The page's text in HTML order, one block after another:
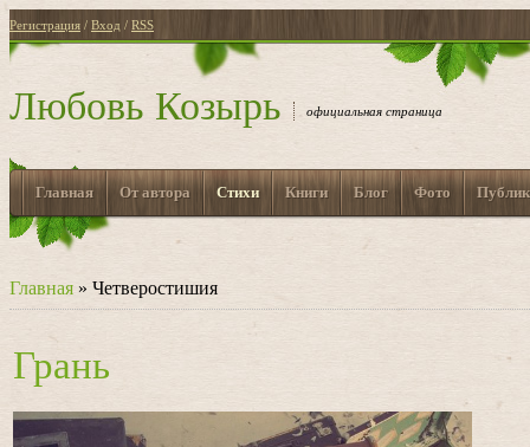
Регистрация / Вход / RSS
Любовь Козырь официальная страница
Главная От автора Стихи Книги Блог Фото
Главная » Четверостишия
Грань